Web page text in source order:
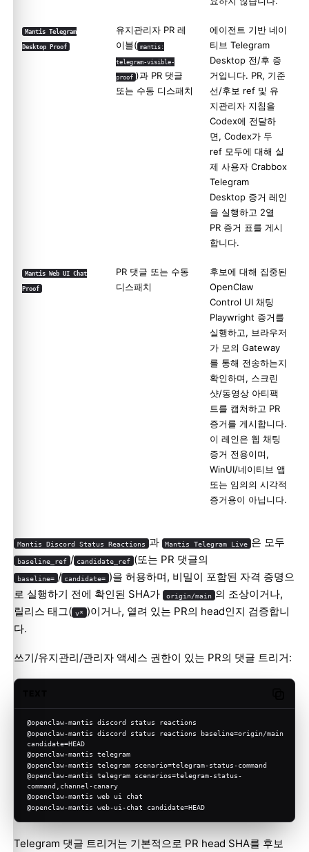
Mantis Telegram
Desktop Proof
유지관리자 PR 레
이블( mantis:
telegram-visible-
proof )과 PR 댓글
또는 수동 디스패치
에이전트 기반 네이
티브 Telegram
Desktop 전/후 증
거입니다. PR, 기준
선/후보 ref 및 유
지관리자 지침을
Codex에 전달하
면, Codex가 두
ref 모두에 대해 실
제 사용자 Crabbox
Telegram
Desktop 증거 레인
을 실행하고 2열
PR 증거 표를 게시
합니다.
Mantis Web UI Chat
Proof
PR 댓글 또는 수동
디스패치
후보에 대해 집중된
OpenClaw
Control UI 채팅
Playwright 증거를
실행하고, 브라우저
가 모의 Gateway
를 통해 전송하는지
확인하며, 스크린
샷/동영상 아티팩
트를 캡처하고 PR
증거를 게시합니다.
이 레인은 웹 채팅
증거 전용이며,
WinUI/네이티브 앱
또는 임의의 시각적
증거용이 아닙니다.
Mantis Discord Status Reactions 과 Mantis Telegram Live 은 모두
baseline_ref / candidate_ref (또는 PR 댓글의
baseline= / candidate= )을 허용하며, 비밀이 포함된 자격 증명으
로 실행하기 전에 확인된 SHA가
origin/main 의 조상이거나,
릴리스 태그( v* )이거나, 열려 있는 PR의 head인지 검증합니
다.
쓰기/유지관리/관리자 액세스 권한이 있는 PR의 댓글 트리거:
@openclaw-mantis discord status reactions
@openclaw-mantis discord status reactions baseline=origin/main
candidate=HEAD
@openclaw-mantis telegram
@openclaw-mantis telegram scenario=telegram-status-command
@openclaw-mantis telegram scenarios=telegram-status-
command,channel-canary
@openclaw-mantis web ui chat
@openclaw-mantis web-ui-chat candidate=HEAD
Telegram 댓글 트리거는 기본적으로 PR head SHA를 후보